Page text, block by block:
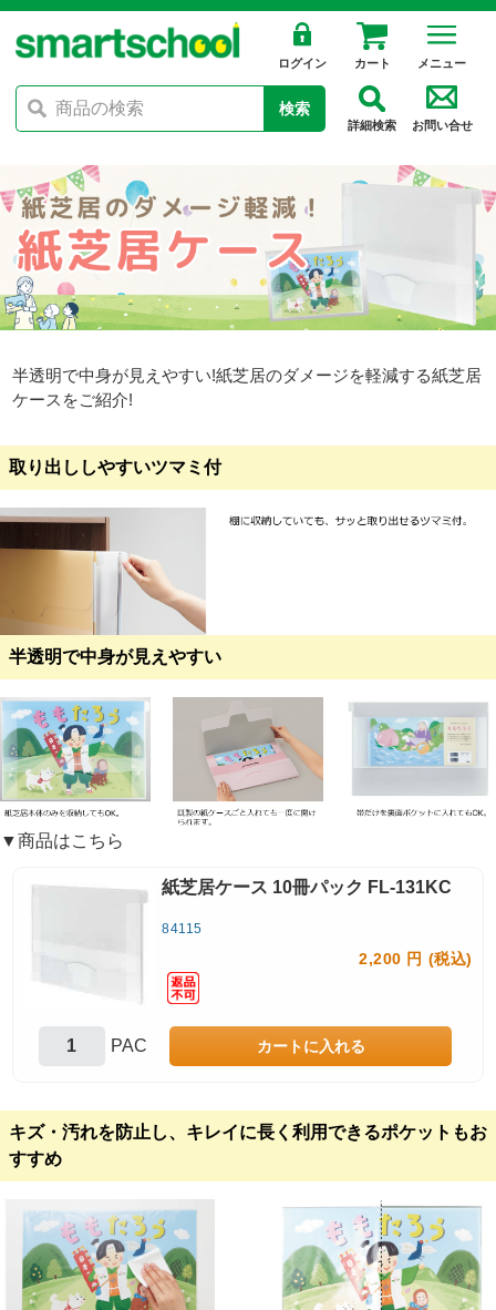
ログイン カート メニュー
検索
詳細検索 お問い合せ
半透明で中身が見えやすい!紙芝居のダメージを軽減する紙芝居
ケースをご紹介!
取り出ししやすいツマミ付
半透明で中身が見えやすい
▼商品はこちら
紙芝居ケース 10冊パック FL-131KC
2,200 円 (税込)
84115
PAC
キズ・汚れを防止し、キレイに長く利用できるポケットもお
すすめ